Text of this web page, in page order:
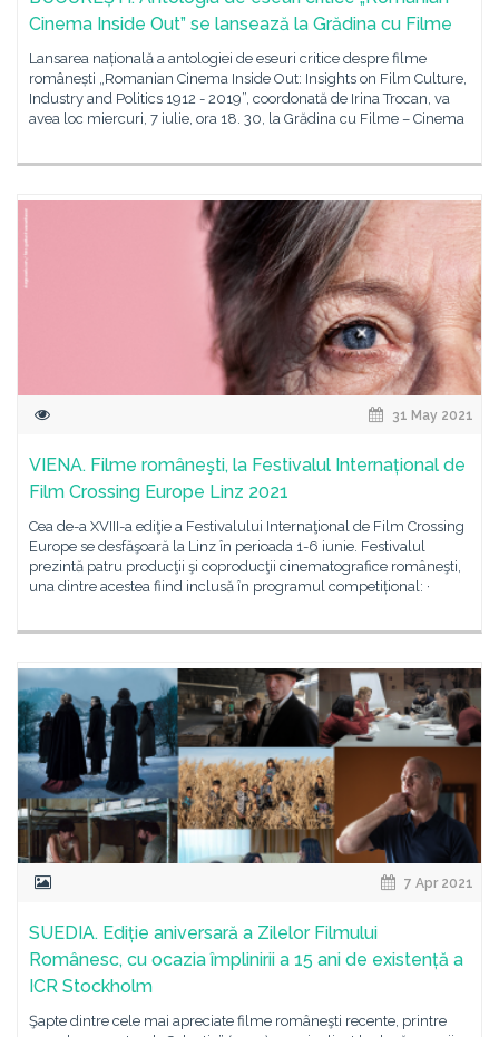
Cinema Inside Out” se lansează la Grădina cu Filme
Lansarea națională a antologiei de eseuri critice despre filme
românești „Romanian Cinema Inside Out: Insights on Film Culture,
Industry and Politics 1912 - 2019”, coordonată de Irina Trocan, va
avea loc miercuri, 7 iulie, ora 18. 30, la Grădina cu Filme – Cinema
31 May 2021
VIENA. Filme româneşti, la Festivalul Internațional de
Film Crossing Europe Linz 2021
Cea de-a XVIII-a ediţie a Festivalului Internaţional de Film Crossing
Europe se desfăşoară la Linz în perioada 1-6 iunie. Festivalul
prezintă patru producţii şi coproducţii cinematografice româneşti,
una dintre acestea fiind inclusă în programul competițional: ·
7 Apr 2021
SUEDIA. Ediție aniversară a Zilelor Filmului
Românesc, cu ocazia împlinirii a 15 ani de existență a
ICR Stockholm
Şapte dintre cele mai apreciate filme româneşti recente, printre